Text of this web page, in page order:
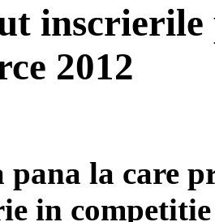
2012
la care
in